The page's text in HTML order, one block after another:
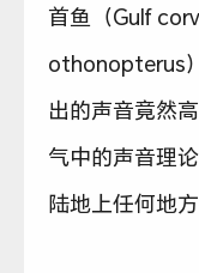
首鱼（Gulf
othonopterus
出的声音竟然
气中的声音理
陆地上任何地